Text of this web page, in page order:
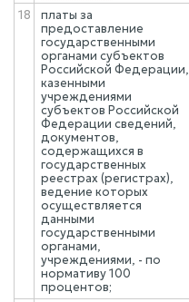
18
платы за
предоставление
государственными
органами субъектов
Российской Федерации,
казенными
учреждениями
субъектов Российской
Федерации сведений,
документов,
содержащихся в
государственных
реестрах (регистрах),
ведение которых
осуществляется
данными
государственными
органами,
учреждениями, - по
нормативу 100
процентов;